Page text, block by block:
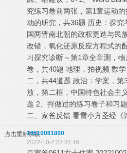
究练习卷前两张，第1章运动
动的研究，共36题 历史：探
国两晋南北朝的政权更迭与民
改错，氧化还原反应方程式的
习探究诊断～第1章全章测，
卷，共40题 地理，拍视频 数
二，共44道题 政治：学案，
放，第二框，中国特色社会主
题 2、捋做过的练习卷子和习
二、家爸反馈 看雪小方圣经《
点击重新加载18510081800
2022-10-2 23:34:46